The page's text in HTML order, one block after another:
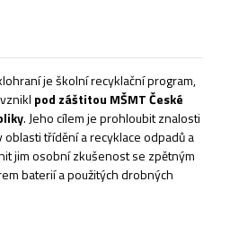
je školní recyklační program,
pod záštitou MŠMT České
. Jeho cílem je prohloubit znalosti
oblasti třídění a recyklace odpadů a
jim osobní zkušenost se zpětným
baterií a použitých drobných